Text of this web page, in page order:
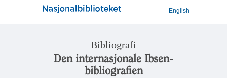
English
Bibliografi
Den internasjonale Ibsen-
bibliografien